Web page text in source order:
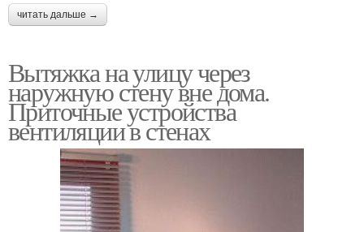
читать дальше →
Вытяжка на улицу через
наружную стену вне дома.
Приточные устройства
вентиляции в стенах